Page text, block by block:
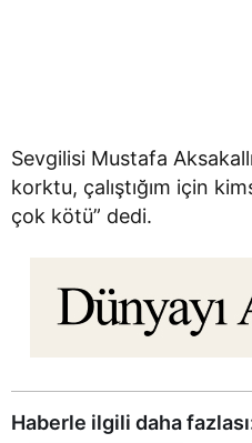
Sevgilisi Mustafa
korktu, çalıştığım için
çok kötü” dedi.
Haberle ilgili daha